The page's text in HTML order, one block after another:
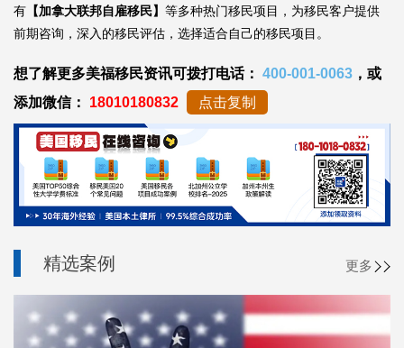
有 【加拿大联邦自雇移民】 等多种热门移民项目，为移民客户提供
前期咨询，深入的移民评估，选择适合自己的移民项目。
想了解更多美福移民资讯可拨打电话： 400-001-0063 ，或
添加微信： 18010180832 点击复制
精选案例 更多